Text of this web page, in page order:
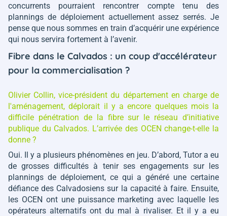
concurrents pourraient rencontrer compte tenu des
plannings de déploiement actuellement assez serrés. Je
pense que nous sommes en train d’acquérir une expérience
qui nous servira fortement à l’avenir.
Fibre dans le Calvados : un coup d'accélérateur
pour la commercialisation ?
Olivier Collin, vice-président du département en charge de
l'aménagement, déplorait il y a encore quelques mois la
difficile pénétration de la fibre sur le réseau d’initiative
publique du Calvados. L’arrivée des OCEN change-t-elle la
donne ?
Oui. Il y a plusieurs phénomènes en jeu. D’abord, Tutor a eu
de grosses difficultés à tenir ses engagements sur les
plannings de déploiement, ce qui a généré une certaine
défiance des Calvadosiens sur la capacité à faire. Ensuite,
les OCEN ont une puissance marketing avec laquelle les
opérateurs alternatifs ont du mal à rivaliser. Et il y a eu